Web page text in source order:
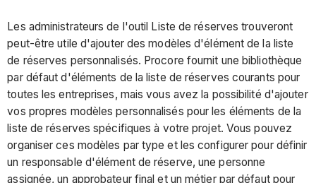
Les administrateurs de l'outil Liste de réserves trouveront
peut-être utile d'ajouter des modèles d'élément de la liste
de réserves personnalisés. Procore fournit une bibliothèque
par défaut d'éléments de la liste de réserves courants pour
toutes les entreprises, mais vous avez la possibilité d'ajouter
vos propres modèles personnalisés pour les éléments de la
liste de réserves spécifiques à votre projet. Vous pouvez
organiser ces modèles par type et les configurer pour définir
un responsable d'élément de réserve, une personne
assignée, un approbateur final et un métier par défaut pour